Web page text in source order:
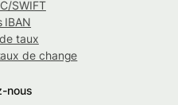
SWIFT
IBAN
taux
de change
nous